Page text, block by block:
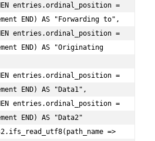
END) AS "Forwarding to",
END) AS "Originating
END) AS "Data1",
END) AS "Data2"